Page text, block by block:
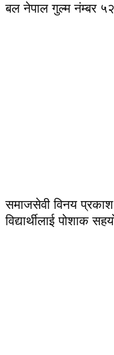
बल नेपाल गुल्म नंम्बर
समाजसेवी विनय
विद्यार्थीलाई पोशाक